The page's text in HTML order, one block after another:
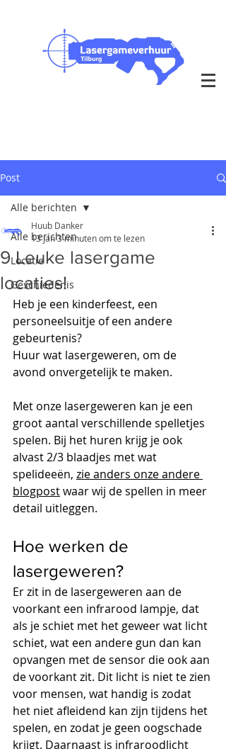
Post
Alle berichten
Locatie
Geschiedenis
Alle berichten
9 Leuke lasergame
locaties!
Huub Danker
13 jan3 minuten om te lezen
Heb je een kinderfeest, een
personeelsuitje of een andere
gebeurtenis?
Huur wat lasergeweren, om de
avond onvergetelijk te maken.
Met onze lasergeweren kan je een
groot aantal verschillende spelletjes
spelen. Bij het huren krijg je ook
alvast 2/3 blaadjes met wat
spelideeën, zie anders onze andere
blogpost waar wij de spellen in meer
detail uitleggen.
Hoe werken de
lasergeweren?
Er zit in de lasergeweren aan de
voorkant een infrarood lampje, dat
als je schiet met het geweer wat licht
schiet, wat een andere gun dan kan
opvangen met de sensor die ook aan
de voorkant zit. Dit licht is niet te zien
voor mensen, wat handig is zodat
het niet afleidend kan zijn tijdens het
spelen, en zodat je geen oogschade
krijgt. Daarnaast is infraroodlicht